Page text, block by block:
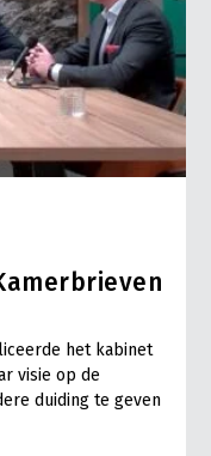
het kabinet
visie op de
duiding te geven